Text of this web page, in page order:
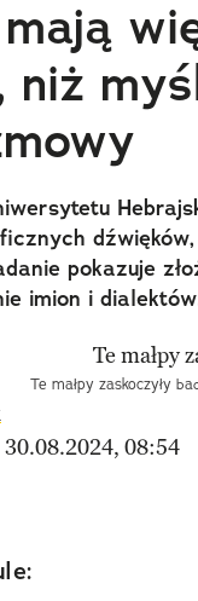
mają
niż
pokazuje
imion i
Te małpy zaskoczyły
08:54
twitter
do przyjaciela